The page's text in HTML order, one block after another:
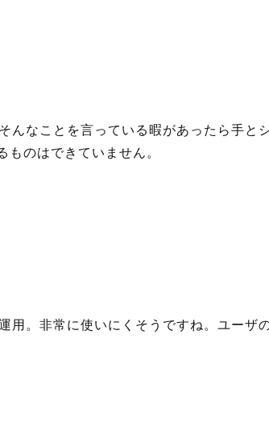
なことを言っている暇があったら手と
ものはできていません。
用。非常に使いにくそうですね。ユーザ